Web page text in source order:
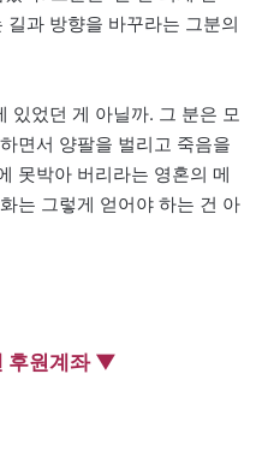
길과 방향을 바꾸라는 그분의
있었던 게 아닐까. 그 분은 모
면서 양팔을 벌리고 죽음을
못박아 버리라는 영혼의 메
는 그렇게 얻어야 하는 건 아
후원계좌 ▼